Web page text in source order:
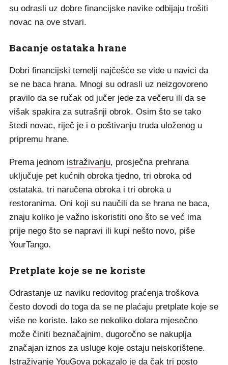
su odrasli uz dobre financijske navike odbijaju trošiti
novac na ove stvari.
Bacanje ostataka hrane
Dobri financijski temelji najčešće se vide u navici da
se ne baca hrana. Mnogi su odrasli uz neizgovoreno
pravilo da se ručak od jučer jede za večeru ili da se
višak spakira za sutrašnji obrok. Osim što se tako
štedi novac, riječ je i o poštivanju truda uloženog u
pripremu hrane.
Prema jednom istraživanju, prosječna prehrana
uključuje pet kućnih obroka tjedno, tri obroka od
ostataka, tri naručena obroka i tri obroka u
restoranima. Oni koji su naučili da se hrana ne baca,
znaju koliko je važno iskoristiti ono što se već ima
prije nego što se napravi ili kupi nešto novo, piše
YourTango.
Pretplate koje se ne koriste
Odrastanje uz naviku redovitog praćenja troškova
često dovodi do toga da se ne plaćaju pretplate koje se
više ne koriste. Iako se nekoliko dolara mjesečno
može činiti beznačajnim, dugoročno se nakuplja
značajan iznos za usluge koje ostaju neiskorištene.
Istraživanje YouGova pokazalo je da čak tri posto